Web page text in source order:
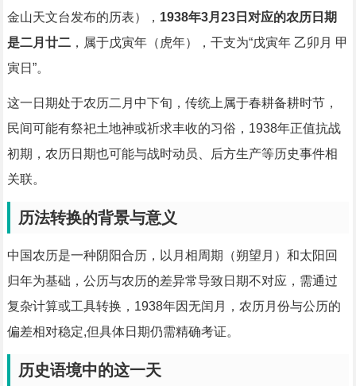
金山天文台发布的历表）， 1938年3月23日对应的农历日期
是二月廿二，属于戊寅年（虎年），干支为“戊寅年 乙卯月 甲
寅日”。
这一日期处于农历二月中下旬，传统上属于春耕备耕时节，
民间可能有祭祀土地神或祈求丰收的习俗，1938年正值抗战
初期，农历日期也可能与战时动员、后方生产等历史事件相
关联。
历法转换的背景与意义
中国农历是一种阴阳合历，以月相周期（朔望月）和太阳回
归年为基础，公历与农历的差异常导致日期不对应，需通过
复杂计算或工具转换，1938年因无闰月，农历月份与公历的
偏差相对稳定,但具体日期仍需精确考证。
历史语境中的这一天